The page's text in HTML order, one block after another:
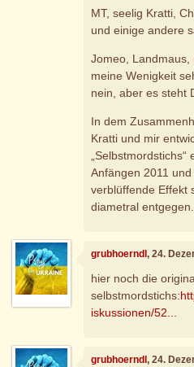
MT, seelig Kratti,
und einige andere
Jomeo, Landmaus,
meine Wenigkeit
nein, aber es steht
In dem
Kratti und mir
Anfängen 2011
verblüffende Effekt
diametral entgegen.
grubhoerndl, 24.
hier noch die
selbstmordstichs:
iskussionen/52...
grubhoerndl, 24.